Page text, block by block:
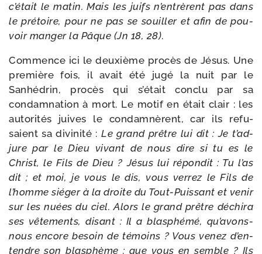
c’é­tait le matin. Mais les juifs n’en­trèrent pas dans
le pré­toire, pour ne pas se souiller et afin de pou­
voir man­ger la Pâque (Jn 18, 28).
Commence ici le deuxième pro­cès de Jésus. Une
pre­mière fois, il avait été jugé la nuit par le
Sanhédrin, pro­cès qui s’était conclu par sa
condam­na­tion à mort. Le motif en était clair : les
auto­ri­tés juives le condam­nèrent, car ils refu­
saient sa divi­ni­té :Le grand prêtre lui dit : Je t’ad­
jure par le Dieu vivant de nous dire si tu es le
Christ, le Fils de Dieu ? Jésus lui répon­dit : Tu l’as
dit ; et moi, je vous le dis, vous ver­rez le Fils de
l’homme sié­ger à la droite du Tout-​Puissant et venir
sur les nuées du ciel. Alors le grand prêtre déchi­ra
ses vête­ments, disant : Il a blas­phé­mé, qu’avons-​
nous encore besoin de témoins ? Vous venez d’en­
tendre son blas­phème : que vous en semble ? Ils